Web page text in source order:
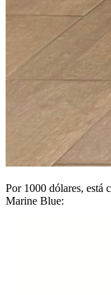
Por 1000 dólares, está
Marine Blue: